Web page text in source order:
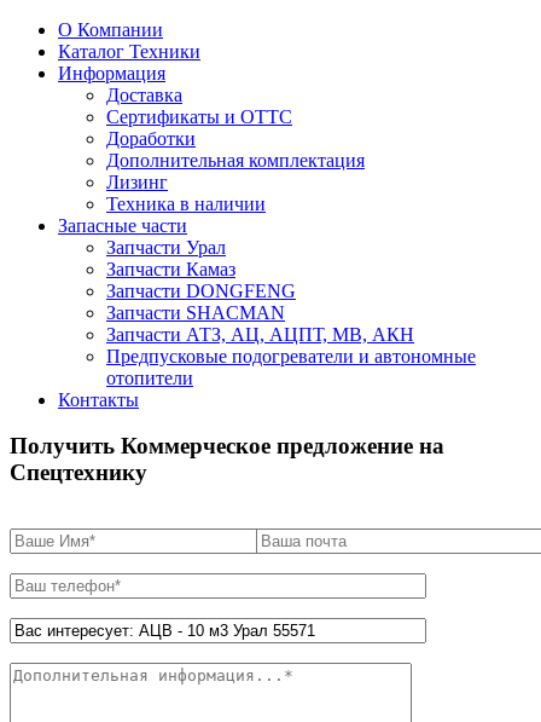
О Компании
Каталог Техники
Информация
Доставка
Сертификаты и ОТТС
Доработки
Дополнительная комплектация
Лизинг
Техника в наличии
Запасные части
Запчасти Урал
Запчасти Камаз
Запчасти DONGFENG
Запчасти SHACMAN
Запчасти АТЗ, АЦ, АЦПТ, МВ, АКН
Предпусковые подогреватели и автономные
отопители
Контакты
Получить Коммерческое предложение на
Спецтехнику